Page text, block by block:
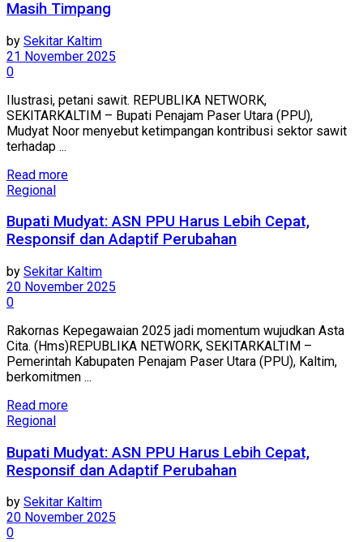
Masih Timpang
by Sekitar Kaltim
21 November 2025
0
Ilustrasi, petani sawit. REPUBLIKA NETWORK,
SEKITARKALTIM – Bupati Penajam Paser Utara (PPU),
Mudyat Noor menyebut ketimpangan kontribusi sektor sawit
terhadap ...
Read more
Regional
Bupati Mudyat: ASN PPU Harus Lebih Cepat,
Responsif dan Adaptif Perubahan
by Sekitar Kaltim
20 November 2025
0
Rakornas Kepegawaian 2025 jadi momentum wujudkan Asta
Cita. (Hms)REPUBLIKA NETWORK, SEKITARKALTIM –
Pemerintah Kabupaten Penajam Paser Utara (PPU), Kaltim,
berkomitmen ...
Read more
Regional
Bupati Mudyat: ASN PPU Harus Lebih Cepat,
Responsif dan Adaptif Perubahan
by Sekitar Kaltim
20 November 2025
0